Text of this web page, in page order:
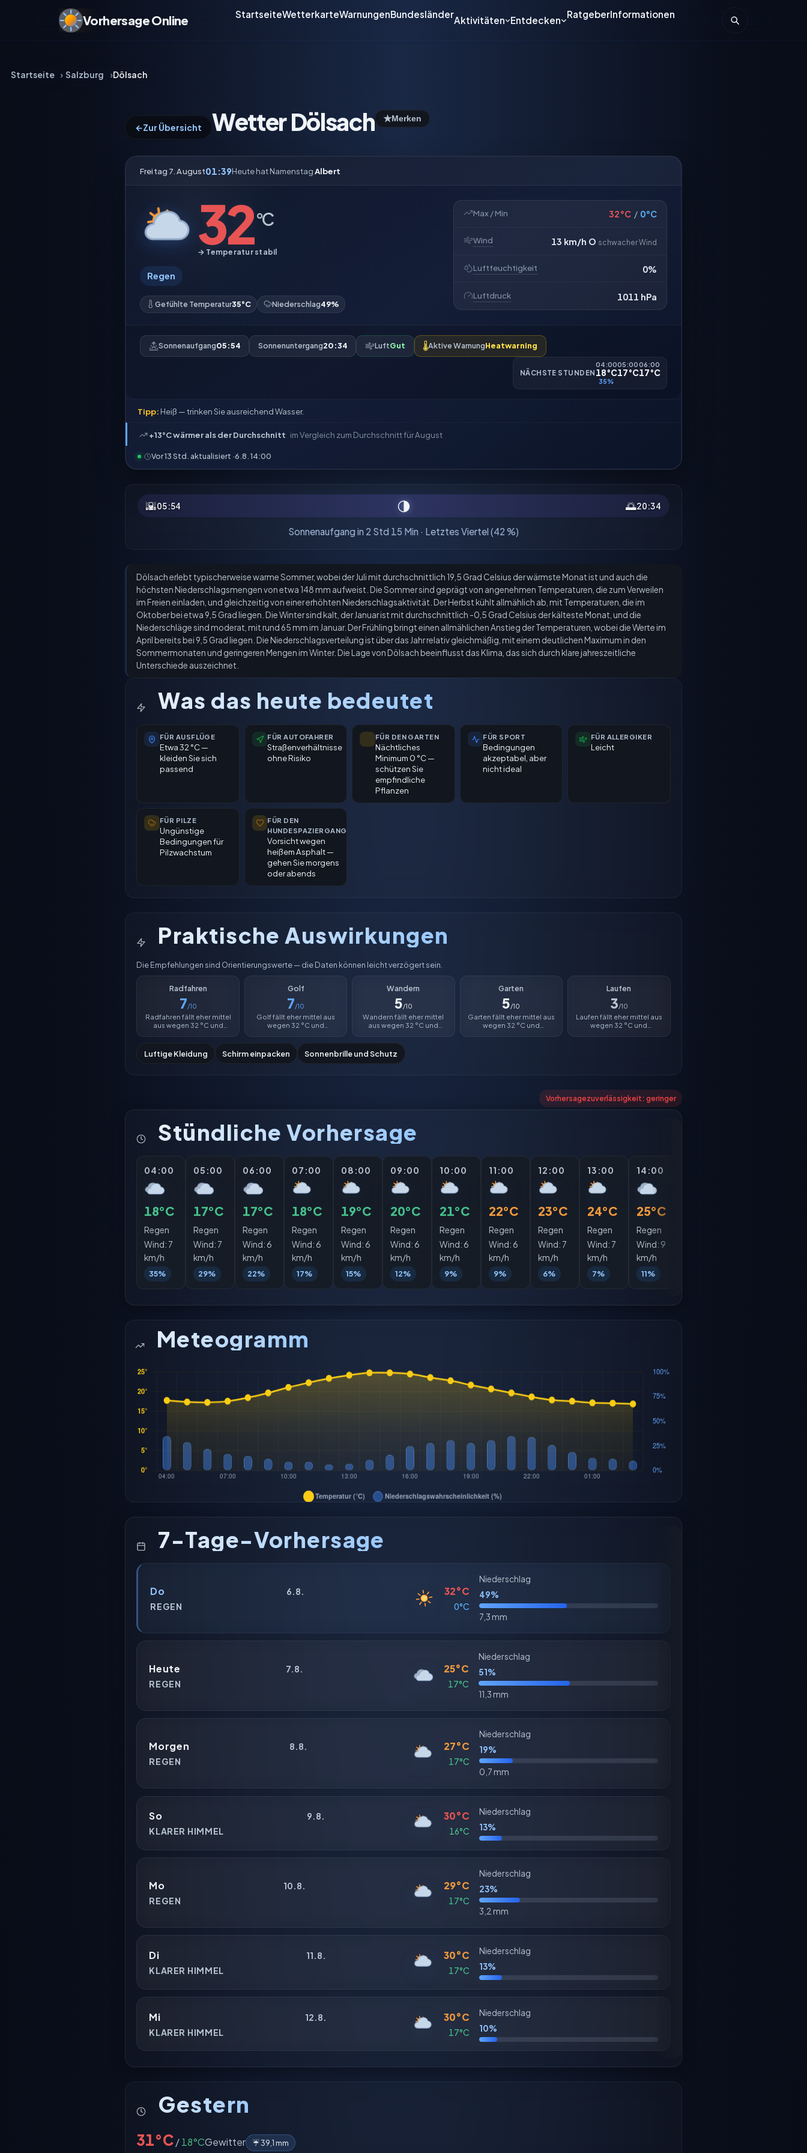
Vorhersage Online StartseiteWetterkarteWarnungenBundesländer
Aktivitäten Entdecken
RatgeberInformationen
Startseite Salzburg Dölsach
←Zur Übersicht Wetter Dölsach ★Merken
Freitag 7. August01:39Heute hat NamenstagAlbert
32°C
→ Temperatur stabil
Regen
Gefühlte Temperatur35°C Niederschlag49%
Max / Min 32°C / 0°C
Wind 13 km/h O schwacher Wind
Luftfeuchtigkeit 0%
Luftdruck 1011 hPa
Sonnenaufgang05:54 Sonnenuntergang20:34 LuftGut 🌡️Aktive WarnungHeatwarning
NÄCHSTE STUNDEN
04:00
18°C
35%
05:00
17°C
06:00
17°C
Tipp: Heiß — trinken Sie ausreichend Wasser.
+13°C wärmer als der Durchschnitt im Vergleich zum Durchschnitt für August
Vor 13 Std. aktualisiert ·6.8. 14:00
🌇05:54 🌗 🌅20:34
Sonnenaufgang in 2 Std 15 Min · Letztes Viertel (42 %)
Dölsach erlebt typischerweise warme Sommer, wobei der Juli mit durchschnittlich 19,5 Grad Celsius der wärmste Monat ist und auch die
höchsten Niederschlagsmengen von etwa 148 mm aufweist. Die Sommer sind geprägt von angenehmen Temperaturen, die zum Verweilen
im Freien einladen, und gleichzeitig von einer erhöhten Niederschlagsaktivität. Der Herbst kühlt allmählich ab, mit Temperaturen, die im
Oktober bei etwa 9,5 Grad liegen. Die Winter sind kalt, der Januar ist mit durchschnittlich -0,5 Grad Celsius der kälteste Monat, und die
Niederschläge sind moderat, mit rund 65 mm im Januar. Der Frühling bringt einen allmählichen Anstieg der Temperaturen, wobei die Werte im
April bereits bei 9,5 Grad liegen. Die Niederschlagsverteilung ist über das Jahr relativ gleichmäßig, mit einem deutlichen Maximum in den
Sommermonaten und geringeren Mengen im Winter. Die Lage von Dölsach beeinflusst das Klima, das sich durch klare jahreszeitliche
Unterschiede auszeichnet.
Was das heute bedeutet
FÜR AUSFLÜGE
Etwa 32 °C —
kleiden Sie sich
passend
FÜR AUTOFAHRER
Straßenverhältnisse
ohne Risiko
FÜR DEN GARTEN
Nächtliches
Minimum 0 °C —
schützen Sie
empfindliche
Pflanzen
FÜR SPORT
Bedingungen
akzeptabel, aber
nicht ideal
FÜR ALLERGIKER
Leicht
FÜR PILZE
Ungünstige
Bedingungen für
Pilzwachstum
FÜR DEN
HUNDESPAZIERGANG
Vorsicht wegen
heißem Asphalt —
gehen Sie morgens
oder abends
Praktische Auswirkungen
Die Empfehlungen sind Orientierungswerte — die Daten können leicht verzögert sein.
Radfahren
7/10
Radfahren fällt eher mittel
aus wegen 32 °C und
Golf
7/10
Golf fällt eher mittel aus
wegen 32 °C und
Wandern
5/10
Wandern fällt eher mittel
aus wegen 32 °C und
Garten
5/10
Garten fällt eher mittel aus
wegen 32 °C und
Laufen
3/10
Laufen fällt eher mittel aus
wegen 32 °C und
Luftige Kleidung Schirm einpacken Sonnenbrille und Schutz
Vorhersagezuverlässigkeit: geringer
Stündliche Vorhersage
04:00
18°C
Regen
Wind: 7
km/h
35%
05:00
17°C
Regen
Wind: 7
km/h
29%
06:00
17°C
Regen
Wind: 6
km/h
22%
07:00
18°C
Regen
Wind: 6
km/h
17%
08:00
19°C
Regen
Wind: 6
km/h
15%
09:00
20°C
Regen
Wind: 6
km/h
12%
10:00
21°C
Regen
Wind: 6
km/h
9%
11:00
22°C
Regen
Wind: 6
km/h
9%
12:00
23°C
Regen
Wind: 7
km/h
6%
13:00
24°C
Regen
Wind: 7
km/h
7%
14:00
25°C
Regen
Wind: 9
km/h
11%
Meteogramm
7-Tage-Vorhersage
Do
6.8.
REGEN
32°C
0°C
Niederschlag
49%
7,3 mm
Heute
7.8.
REGEN
25°C
17°C
Niederschlag
51%
11,3 mm
Morgen
8.8.
REGEN
27°C
17°C
Niederschlag
19%
0,7 mm
So
9.8.
KLARER HIMMEL
30°C
16°C
Niederschlag
13%
Mo
10.8.
REGEN
29°C
17°C
Niederschlag
23%
3,2 mm
Di
11.8.
KLARER HIMMEL
30°C
17°C
Niederschlag
13%
Mi
12.8.
KLARER HIMMEL
30°C
17°C
Niederschlag
10%
Gestern
31°C/18°CGewitter ☔ 39,1 mm